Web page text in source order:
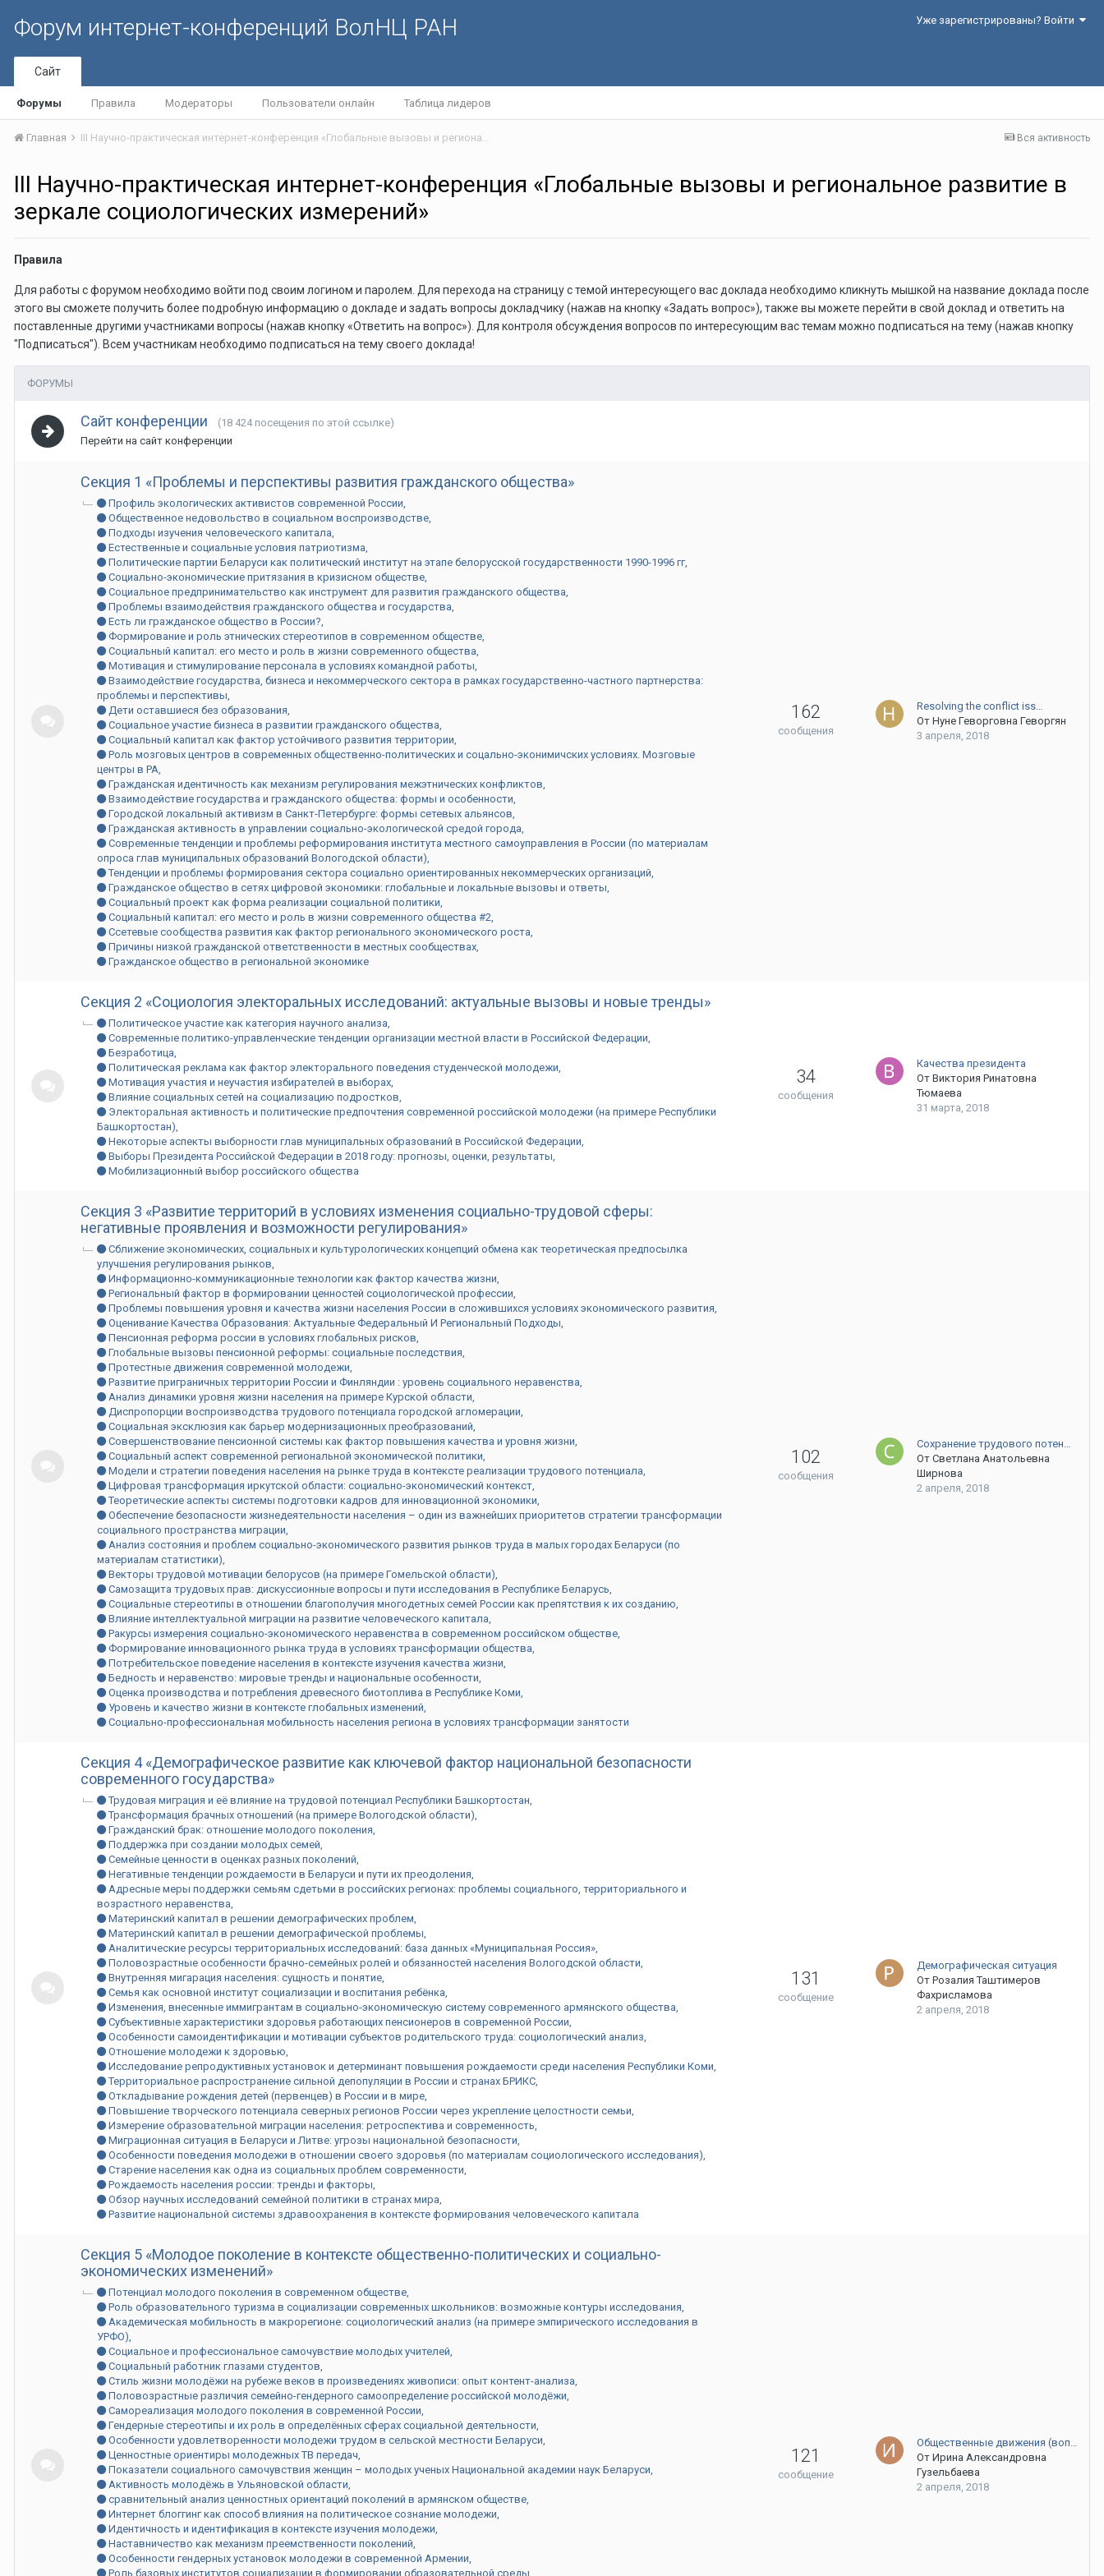
Форум интернет-конференций ВолНЦ РАН Уже зарегистрированы? Войти
Сайт
Форумы Правила Модераторы Пользователи онлайн Таблица лидеров
Вся активность
Главная III Научно-практическая интернет-конференция «Глобальные вызовы и региональное развитие в зеркале социологических измерений»
III Научно-практическая интернет-конференция «Глобальные вызовы и региональное развитие в
зеркале социологических измерений»
Правила
Для работы с форумом необходимо войти под своим логином и паролем. Для перехода на страницу с темой интересующего вас доклада необходимо кликнуть мышкой на название доклада после
этого вы сможете получить более подробную информацию о докладе и задать вопросы докладчику (нажав на кнопку «Задать вопрос»), также вы можете перейти в свой доклад и ответить на
поставленные другими участниками вопросы (нажав кнопку «Ответить на вопрос»). Для контроля обсуждения вопросов по интересующим вас темам можно подписаться на тему (нажав кнопку
"Подписаться"). Всем участникам необходимо подписаться на тему своего доклада!
ФОРУМЫ
Сайт конференции
(18 424 посещения по этой ссылке)
Перейти на сайт конференции
Секция 1 «Проблемы и перспективы развития гражданского общества»
Профиль экологических активистов современной России
Общественное недовольство в социальном воспроизводстве
Подходы изучения человеческого капитала
Естественные и социальные условия патриотизма
Политические партии Беларуси как политический институт на этапе белорусской государственности 1990-1996 гг
Социально-экономические притязания в кризисном обществе
Социальное предпринимательство как инструмент для развития гражданского общества
Проблемы взаимодействия гражданского общества и государства
Есть ли гражданское общество в России?
Формирование и роль этнических стереотипов в современном обществе
Социальный капитал: его место и роль в жизни современного общества
Мотивация и стимулирование персонала в условиях командной работы
Взаимодействие государства, бизнеса и некоммерческого сектора в рамках государственно-частного партнерства:
проблемы и перспективы
Дети оставшиеся без образования
Социальное участие бизнеса в развитии гражданского общества
Социальный капитал как фактор устойчивого развития территории
Pоль мозговых центров в современных общественно-политических и соцально-эконимичских условиях. Мозговые
центры в РА
Гражданская идентичность как механизм регулирования межэтнических конфликтов
Взаимодействие государства и гражданского общества: формы и особенности
Городской локальный активизм в Санкт-Петербурге: формы сетевых альянсов
Гражданская активность в управлении социально-экологической средой города
Современные тенденции и проблемы реформирования института местного самоуправления в России (по материалам
опроса глав муниципальных образований Вологодской области)
Тенденции и проблемы формирования сектора социально ориентированных некоммерческих организаций
Гражданское общество в сетях цифровой экономики: глобальные и локальные вызовы и ответы
Социальный проект как форма реализации социальной политики
Социальный капитал: его место и роль в жизни современного общества #2
Ссетевые сообщества развития как фактор регионального экономического роста
Причины низкой гражданской ответственности в местных сообществах
Гражданское общество в региональной экономике
162
сообщения
Resolving the conflict iss…
От Нуне Геворговна Геворгян
3 апреля, 2018
Секция 2 «Социология электоральных исследований: актуальные вызовы и новые тренды»
Политическое участие как категория научного анализа
Современные политико-управленческие тенденции организации местной власти в Российской Федерации
Безработица
Политическая реклама как фактор электорального поведения студенческой молодежи
Мотивация участия и неучастия избирателей в выборах
Влияние социальных сетей на социализацию подростков
Электоральная активность и политические предпочтения современной российской молодежи (на примере Республики
Башкортостан)
Некоторые аспекты выборности глав муниципальных образований в Российской Федерации
Выборы Президента Российской Федерации в 2018 году: прогнозы, оценки, результаты
Мобилизационный выбор российского общества
34
сообщения
Качества президента
От Виктория Ринатовна
Тюмаева
31 марта, 2018
Секция 3 «Развитие территорий в условиях изменения социально-трудовой сферы:
негативные проявления и возможности регулирования»
Сближение экономических, социальных и культурологических концепций обмена как теоретическая предпосылка
улучшения регулирования рынков
Информационно-коммуникационные технологии как фактор качества жизни
Региональный фактор в формировании ценностей социологической профессии
Проблемы повышения уровня и качества жизни населения России в сложившихся условиях экономического развития
Оценивание Качества Образования: Актуальные Федеральный И Региональный Подходы
Пенсионная реформа россии в условиях глобальных рисков
Глобальные вызовы пенсионной реформы: социальные последствия
Протестные движения современной молодежи
Развитие приграничных территории России и Финляндии : уровень социального неравенства
Анализ динамики уровня жизни населения на примере Курской области
Диспропорции воспроизводства трудового потенциала городской агломерации
Социальная эксклюзия как барьер модернизационных преобразований
Совершенствование пенсионной системы как фактор повышения качества и уровня жизни
Социальный аспект современной региональной экономической политики
Модели и стратегии поведения населения на рынке труда в контексте реализации трудового потенциала
Цифровая трансформация иркутской области: социально-экономический контекст
Теоретические аспекты системы подготовки кадров для инновационной экономики
Обеспечение безопасности жизнедеятельности населения – один из важнейших приоритетов стратегии трансформации
социального пространства миграции
Анализ состояния и проблем социально-экономического развития рынков труда в малых городах Беларуси (по
материалам статистики)
Векторы трудовой мотивации белорусов (на примере Гомельской области)
Самозащита трудовых прав: дискуссионные вопросы и пути исследования в Республике Беларусь
Социальные стереотипы в отношении благополучия многодетных семей России как препятствия к их созданию
Влияние интеллектуальной миграции на развитие человеческого капитала
Ракурсы измерения социально-экономического неравенства в современном российском обществе
Формирование инновационного рынка труда в условиях трансформации общества
Потребительское поведение населения в контексте изучения качества жизни
Бедность и неравенство: мировые тренды и национальные особенности
Оценка производства и потребления древесного биотоплива в Республике Коми
Уровень и качество жизни в контексте глобальных изменений
Социально-профессиональная мобильность населения региона в условиях трансформации занятости
102
сообщения
Сохранение трудового потен…
От Светлана Анатольевна
Ширнова
2 апреля, 2018
Секция 4 «Демографическое развитие как ключевой фактор национальной безопасности
современного государства»
Трудовая миграция и её влияние на трудовой потенциал Республики Башкортостан
Трансформация брачных отношений (на примере Вологодской области)
Гражданский брак: отношение молодого поколения
Поддержка при создании молодых семей
Семейные ценности в оценках разных поколений
Негативные тенденции рождаемости в Беларуси и пути их преодоления
Адресные меры поддержки семьям сдетьми в российских регионах: проблемы социального, территориального и
возрастного неравенства
Материнский капитал в решении демографических проблем
Материнский капитал в решении демографической проблемы
Аналитические ресурсы территориальных исследований: база данных «Муниципальная Россия»
Половозрастные особенности брачно-семейных ролей и обязанностей населения Вологодской области
Внутренняя мигарация населения: сущность и понятие
Семья как основной институт социализации и воспитания ребёнка
Изменения, внесенные иммигрантам в социально-экономическую систему современного армянского общества
Субъективные характеристики здоровья работающих пенсионеров в современной России
Особенности самоидентификации и мотивации субъектов родительского труда: социологический анализ
Отношение молодежи к здоровью
Исследование репродуктивных установок и детерминант повышения рождаемости среди населения Республики Коми
Территориальное распространение сильной депопуляции в России и странах БРИКС
Откладывание рождения детей (первенцев) в России и в мире
Повышение творческого потенциала северных регионов России через укрепление целостности семьи
Измерение образовательной миграции населения: ретроспектива и современность
Миграционная ситуация в Беларуси и Литве: угрозы национальной безопасности
Особенности поведения молодежи в отношении своего здоровья (по материалам социологического исследования)
Старение населения как одна из социальных проблем современности
Рождаемость населения россии: тренды и факторы
Обзор научных исследований семейной политики в странах мира
Развитие национальной системы здравоохранения в контексте формирования человеческого капитала
131
сообщение
Демографическая ситуация
От Розалия Таштимеров
Фахрисламова
2 апреля, 2018
Секция 5 «Молодое поколение в контексте общественно-политических и социально-
экономических изменений»
Потенциал молодого поколения в современном обществе
Роль образовательного туризма в социализации современных школьников: возможные контуры исследования
Академическая мобильность в макрорегионе: социологический анализ (на примере эмпирического исследования в
УРФО)
Социальное и профессиональное самочувствие молодых учителей
Социальный работник глазами студентов
Стиль жизни молодёжи на рубеже веков в произведениях живописи: опыт контент-анализа
Половозрастные различия семейно-гендерного самоопределение российской молодёжи
Самореализация молодого поколения в современной России
Гендерные стереотипы и их роль в определённых сферах социальной деятельности
Особенности удовлетворенности молодежи трудом в сельской местности Беларуси
Ценностные ориентиры молодежных ТВ передач
Показатели социального самочувствия женщин – молодых ученых Национальной академии наук Беларуси
Активность молодёжь в Ульяновской области
сравнительный анализ ценностных ориентаций поколений в армянском обществе
Интернет блоггинг как способ влияния на политическое сознание молодежи
Идентичность и идентификация в контексте изучения молодежи
Наставничество как механизм преемственности поколений
Особенности гендерных установок молодежи в современной Армении
Роль базовых институтов социализации в формировании образовательной среды
121
сообщение
Общественные движения (воп…
От Ирина Александровна
Гузельбаева
2 апреля, 2018